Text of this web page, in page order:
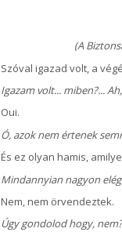
(A
Szóval igazad volt, a
Igazam volt... miben?...
Oui.
Ó, azok nem értenek
És ez olyan hamis,
Mindannyian nagyon
Nem, nem örvendeztek.
Úgy gondolod hogy, nem?